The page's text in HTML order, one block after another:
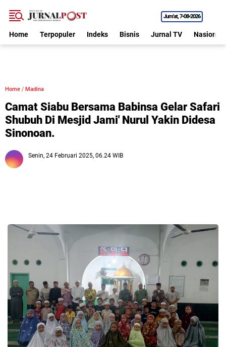
Jum'at 7•08•2026
Home Terpopuler Indeks Bisnis Jurnal TV Nasional
Home / Madina
Camat Siabu Bersama Babinsa Gelar Safari
Shubuh Di Mesjid Jami' Nurul Yakin Didesa
Sinonoan.
Senin, 24 Februari 2025, 06.24 WIB